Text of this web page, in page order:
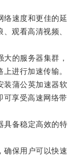
速度和更佳的延
观看高清视频、
的服务器集群，
进行加速传输。
蒲公英加速器软
可享受高速网络带
备稳定高效的特
保用户可以快速